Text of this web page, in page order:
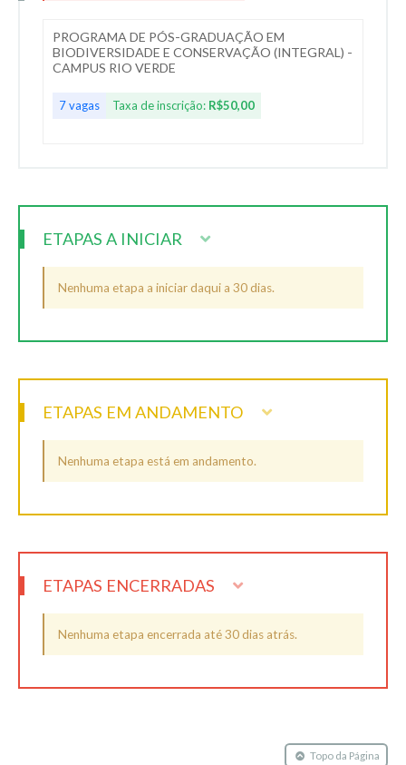
PROGRAMA DE PÓS-GRADUAÇÃO EM
BIODIVERSIDADE E CONSERVAÇÃO (INTEGRAL) -
CAMPUS RIO VERDE
7 vagas Taxa de inscrição: R$50,00
ETAPAS A INICIAR
Nenhuma etapa a iniciar daqui a 30 dias.
ETAPAS EM ANDAMENTO
Nenhuma etapa está em andamento.
ETAPAS ENCERRADAS
Nenhuma etapa encerrada até 30 dias atrás.
Topo da Página